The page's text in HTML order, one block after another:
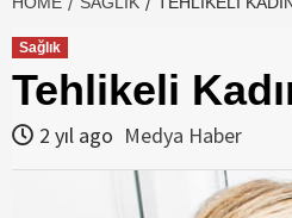
Sağlık
Tehlikeli
2 yıl ago Medya Haber